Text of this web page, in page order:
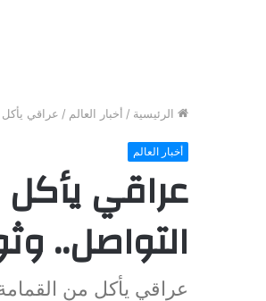
الرئيسية / أخبار العالم / عراقي
أخبار العالم
عراقي
التواصل..
عراقي يأكل من